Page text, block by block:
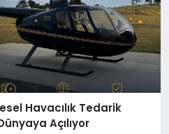
Havacılık Tedarik
Açılıyor